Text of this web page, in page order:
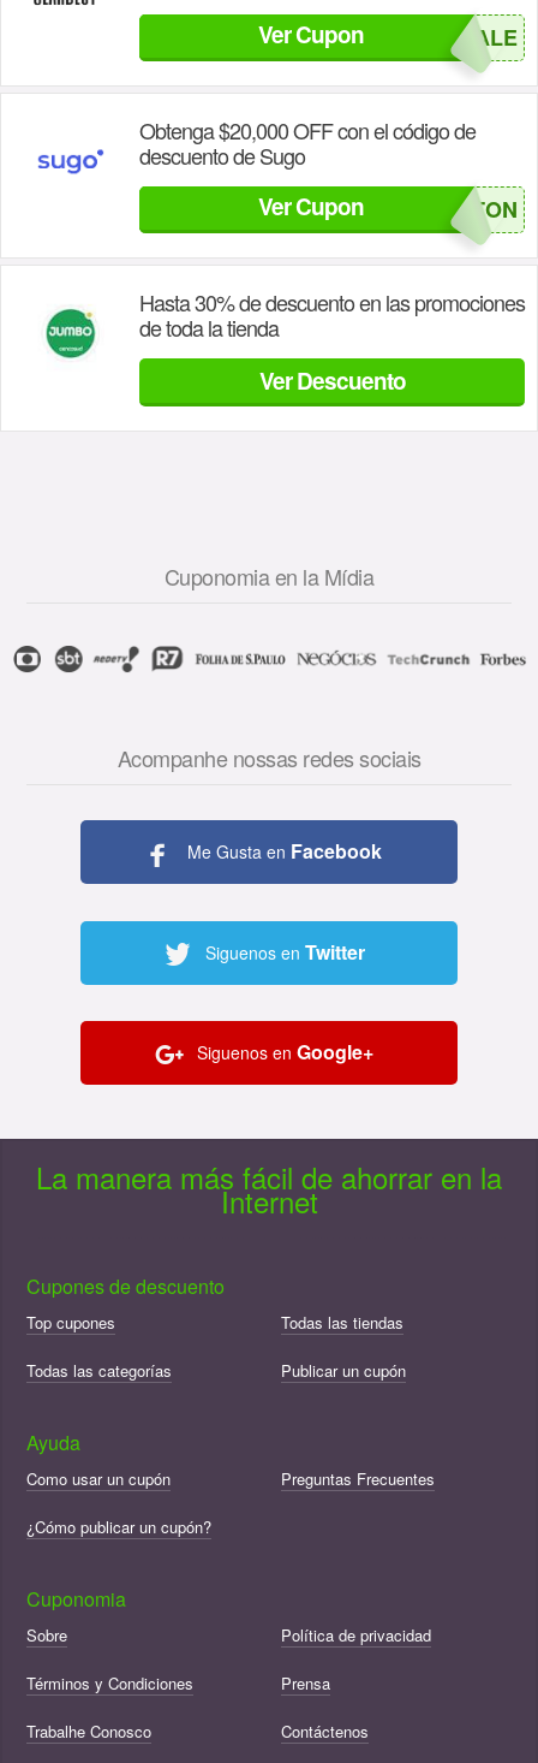
Ver Cupon GB16SALE
Obtenga $20,000 OFF con el código de
descuento de Sugo
Ver Cupon SALVATON
Hasta 30% de descuento en las promociones
de toda la tienda
Ver Descuento
Cuponomia en la Mídia
Acompanhe nossas redes sociais
Me Gusta en Facebook
Siguenos en Twitter
Siguenos en Google+
La manera más fácil de ahorrar en la
Internet
Cupones de descuento
Top cupones Todas las tiendas
Todas las categorías Publicar un cupón
Ayuda
Como usar un cupón Preguntas Frecuentes
¿Cómo publicar un cupón?
Cuponomia
Sobre Política de privacidad
Términos y Condiciones Prensa
Trabalhe Conosco Contáctenos